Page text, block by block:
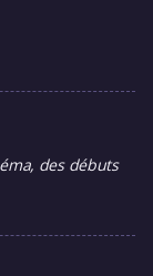
des débuts